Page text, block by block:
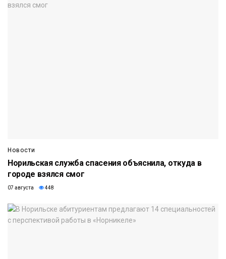
Новости
Норильская служба спасения объяснила, откуда в
городе взялся смог
07 августа 448